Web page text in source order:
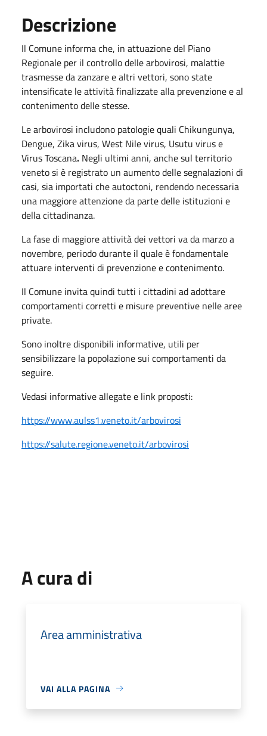
Descrizione
Il Comune informa che, in attuazione del Piano
Regionale per il controllo delle arbovirosi, malattie
trasmesse da zanzare e altri vettori, sono state
intensificate le attività finalizzate alla prevenzione e al
contenimento dellestesse.
Le arbovirosi includono patologie quali Chikungunya,
Dengue, Zika virus, West Nile virus, Usutu virus e
Virus Toscana. Negli ultimi anni, anche sul territorio
veneto si è registrato un aumento delle segnalazioni di
casi, sia importati che autoctoni, rendendo necessaria
una maggiore attenzione da parte delle istituzioni e
della cittadinanza.
La fase di maggiore attività dei vettori va da marzo a
novembre, periodo durante il quale è fondamentale
attuare interventi di prevenzione e contenimento.
Il Comune invita quindi tutti i cittadini ad adottare
comportamenti corretti e misure preventive nelle aree
private.
Sono inoltre disponibili informative, utili per
sensibilizzare la popolazione sui comportamenti da
seguire.
Vedasi informative allegate e link proposti:
https://www.aulss1.veneto.it/arbovirosi
https://salute.regione.veneto.it/arbovirosi
A cura di
Area amministrativa
VAI ALLA PAGINA